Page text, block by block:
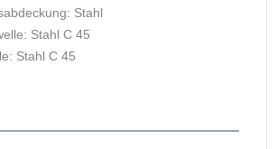
Stahl
Stahl C 45
Stahl C 45